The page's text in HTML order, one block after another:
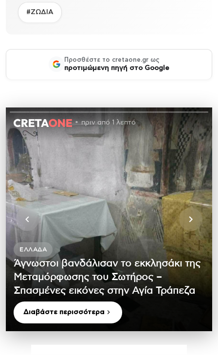
#ΖΩΔΙΑ
Προσθέστε το cretaone.gr ως
προτιμώμενη πηγή στο Google
πριν από 1 λεπτό
ΕΛΛΆΔΑ
Άγνωστοι βανδάλισαν το εκκλησάκι της
Μεταμόρφωσης του Σωτήρος –
Σπασμένες εικόνες στην Αγία Τράπεζα
Διαβάστε περισσότερα